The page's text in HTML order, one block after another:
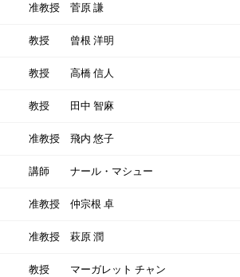
准教授 菅原 謙
教授 曾根 洋明
教授 高橋 信人
教授 田中 智麻
准教授 飛内 悠子
講師 ナール・マシュー
准教授 仲宗根 卓
准教授 萩原 潤
教授 マーガレット チャン